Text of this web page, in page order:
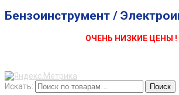
Бензоинструмент /
ОЧЕНЬ НИЗКИЕ ЦЕНЫ !
Искать: Поиск